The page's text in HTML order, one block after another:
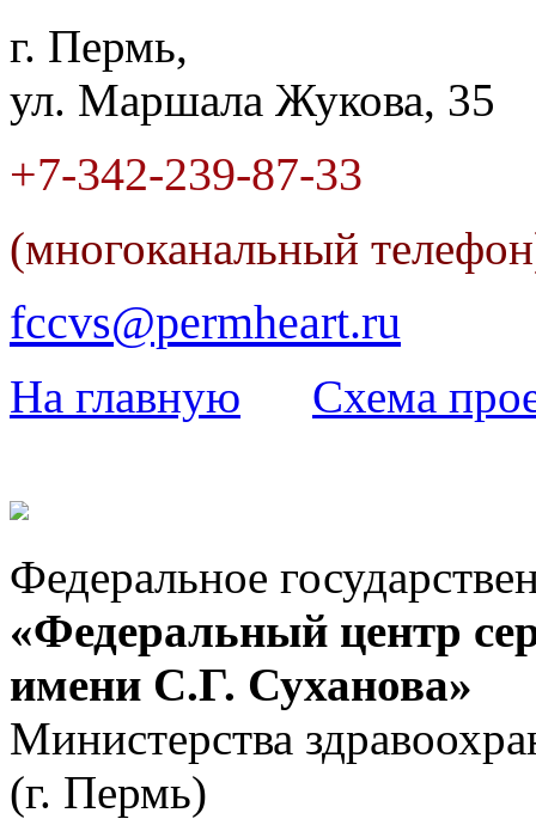
г. Пермь,
ул. Маршала Жукова, 35
+7-342-239-87-33
(многоканальный
fccvs@permheart.ru
На главную Cхема
Федеральное
«Федеральный центр
имени С.Г. Суханова»
Министерства
(г. Пермь)